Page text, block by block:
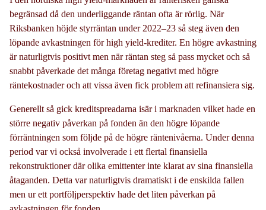
begränsad då den underliggande räntan ofta är rörlig. När
Riksbanken höjde styrräntan under 2022–23 så steg även den
löpande avkastningen för high yield-krediter. En högre avkastning
är naturligtvis positivt men när räntan steg så pass mycket och så
snabbt påverkade det många företag negativt med högre
räntekostnader och att vissa även fick problem att refinansiera sig.
Generellt så gick kreditspreadarna isär i marknaden vilket hade en
större negativ påverkan på fonden än den högre löpande
förräntningen som följde på de högre räntenivåerna. Under denna
period var vi också involverade i ett flertal finansiella
rekonstruktioner där olika emittenter inte klarat av sina finansiella
åtaganden. Detta var naturligtvis dramatiskt i de enskilda fallen
men ur ett portföljperspektiv hade det liten påverkan på